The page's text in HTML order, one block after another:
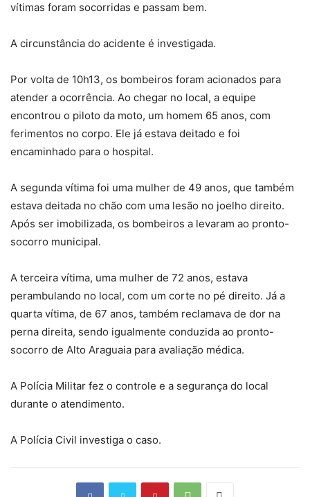
vítimas foram socorridas e passam bem.
A circunstância do acidente é investigada.
Por volta de 10h13, os bombeiros foram acionados para
atender a ocorrência. Ao chegar no local, a equipe
encontrou o piloto da moto, um homem 65 anos, com
ferimentos no corpo. Ele já estava deitado e foi
encaminhado para o hospital.
A segunda vítima foi uma mulher de 49 anos, que também
estava deitada no chão com uma lesão no joelho direito.
Após ser imobilizada, os bombeiros a levaram ao pronto-
socorro municipal.
A terceira vítima, uma mulher de 72 anos, estava
perambulando no local, com um corte no pé direito. Já a
quarta vítima, de 67 anos, também reclamava de dor na
perna direita, sendo igualmente conduzida ao pronto-
socorro de Alto Araguaia para avaliação médica.
A Polícia Militar fez o controle e a segurança do local
durante o atendimento.
A Polícia Civil investiga o caso.